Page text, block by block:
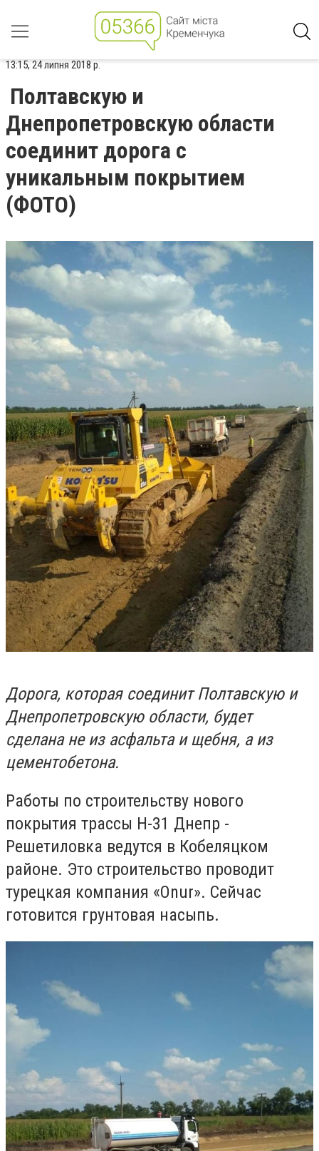
13:15, 24 липня 2018 р.
Полтавскую и
Днепропетровскую области
соединит дорога с
уникальным покрытием
(ФОТО)
Дорога, которая соединит Полтавскую и
Днепропетровскую области, будет
сделана не из асфальта и щебня, а из
цементобетона.
Работы по строительству нового
покрытия трассы Н-31 Днепр -
Решетиловка ведутся в Кобеляцком
районе. Это строительство проводит
турецкая компания «Onur». Сейчас
готовится грунтовая насыпь.